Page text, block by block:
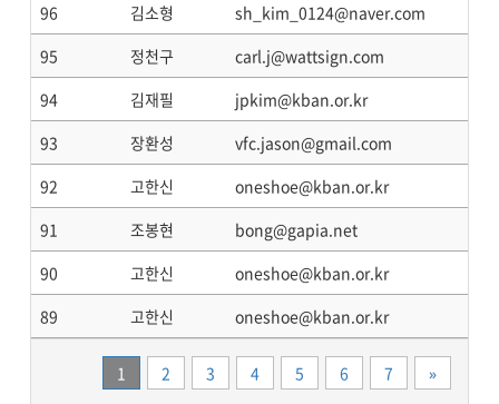
96
김소형 sh_kim_0124@naver.com
95
정천구 carl.j@wattsign.com
94
김재필 jpkim@kban.or.kr
93
장환성 vfc.jason@gmail.com
92
고한신 oneshoe@kban.or.kr
91
조봉현 bong@gapia.net
90
고한신 oneshoe@kban.or.kr
89
고한신 oneshoe@kban.or.kr
1 2 3 4 5 6 7 »끝